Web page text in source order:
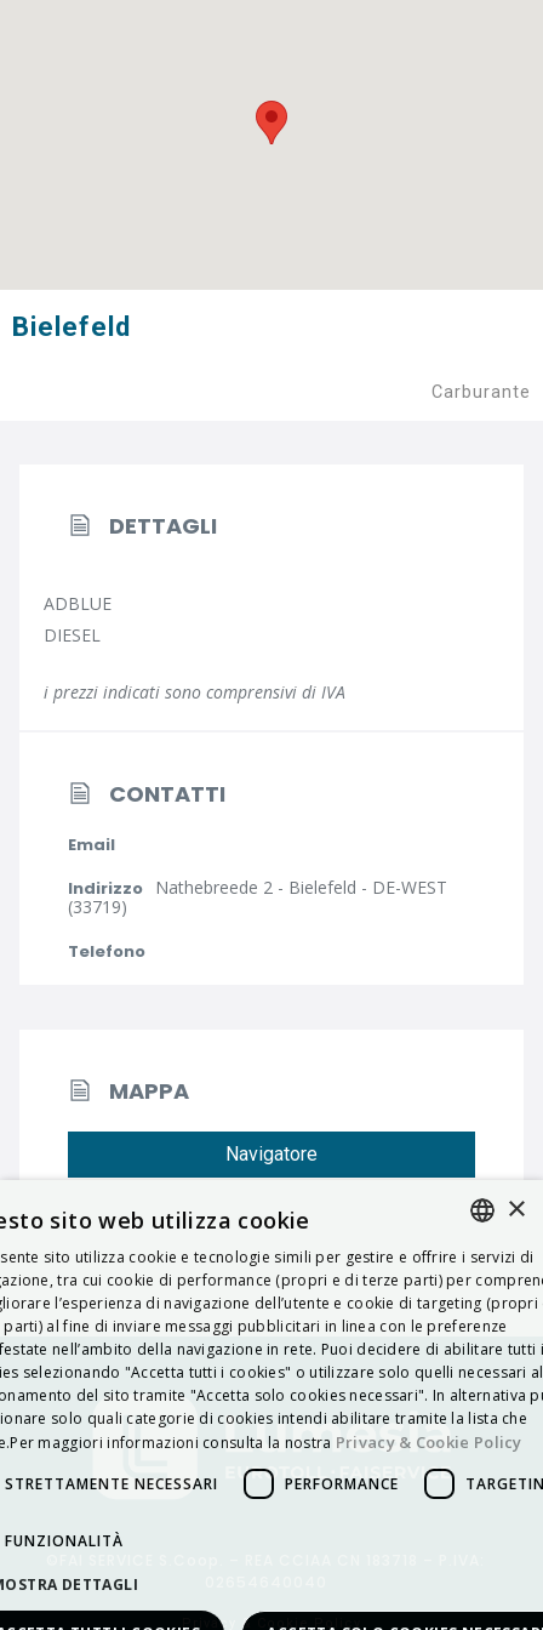
Bielefeld
Carburante
DETTAGLI
ADBLUE
DIESEL
i prezzi indicati sono comprensivi di IVA
CONTATTI
Email
Indirizzo Nathebreede 2 - Bielefeld - DE-WEST
(33719)
Telefono
MAPPA
Navigatore
Privacy & Cookie Policy
ITALIAN
ENGLISH
FRENCH
HUNGARIAN
DEUTSCH
POLSKI
×
sito web utilizza cookie
sito utilizza cookie e tecnologie simili per gestire e offrire i servizi di
tra cui cookie di performance (propri e di terze parti) per
l’esperienza di navigazione dell’utente e cookie di targeting (propri
parti) al fine di inviare messaggi pubblicitari in linea con le preferenze
nell’ambito della navigazione in rete. Puoi decidere di abilitare tutti i
selezionando "Accetta tutti i cookies" o utilizzare solo quelli necessari al
del sito tramite "Accetta solo cookies necessari". In alternativa
solo quali categorie di cookies intendi abilitare tramite la lista che
maggiori informazioni consulta la nostra Privacy & Cookie Policy
STRETTAMENTE NECESSARI PERFORMANCE
FUNZIONALITÀ
DETTAGLI